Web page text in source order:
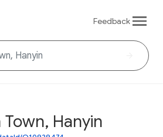
Feedback
Hanyin